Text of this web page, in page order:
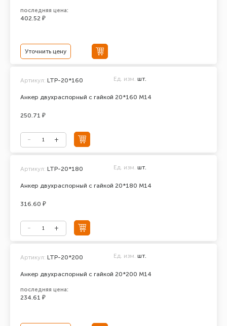
последняя цена:
402.52 ₽
Уточнить цену
Анкер двухраспорный с гайкой 20*160 М14
Артикул: LTP-20*160 Ед. изм. шт.
250.71 ₽
Анкер двухраспорный с гайкой 20*180 М14
Артикул: LTP-20*180 Ед. изм. шт.
316.60 ₽
Анкер двухраспорный с гайкой 20*200 М14
Артикул: LTP-20*200 Ед. изм. шт.
последняя цена:
234.61 ₽